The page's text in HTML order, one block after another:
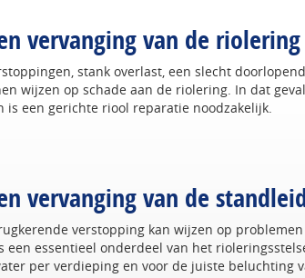
vervanging van de riolering
stank overlast, een slecht
wijzen op schade aan de riolering. In dat
is een gerichte riool reparatie noodzakelijk.
vervanging van de
verstopping kan wijzen op
een essentieel onderdeel van het
per verdieping en voor de juiste beluchting